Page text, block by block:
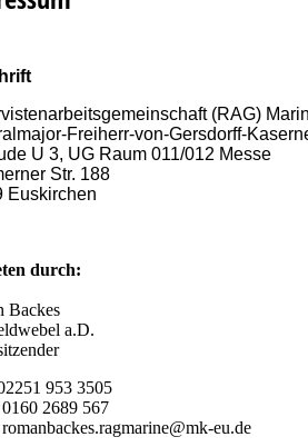
(RAG)
Freiherr-von-Gersdorff-
U 3, UG Raum 011/012 Messe
Str. 188
Euskirchen
durch:
Backes
a.D.
953 3505
2689 567
eu.de